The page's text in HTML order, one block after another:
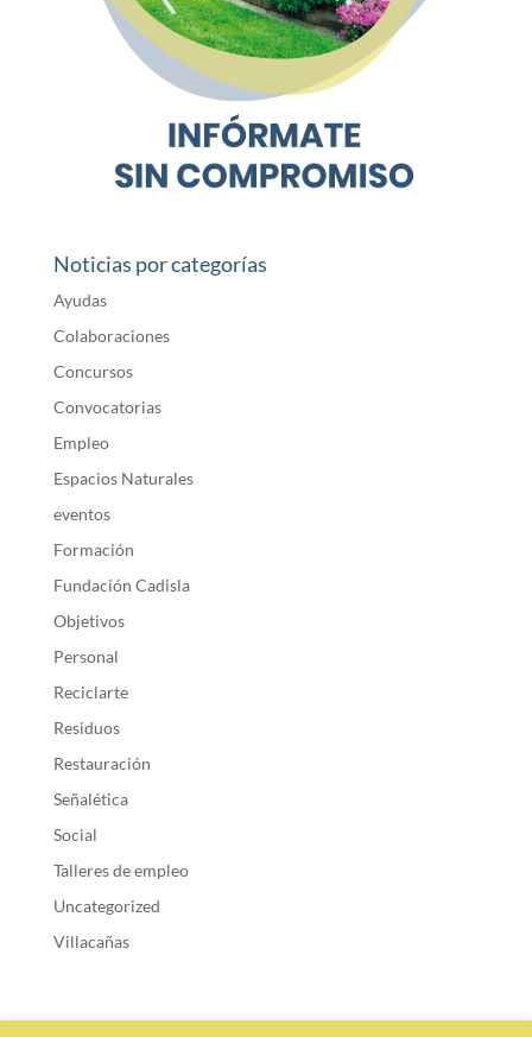
Noticias por categorías
Ayudas
Colaboraciones
Concursos
Convocatorias
Empleo
Espacios Naturales
eventos
Formación
Fundación Cadisla
Objetivos
Personal
Reciclarte
Residuos
Restauración
Señalética
Social
Talleres de empleo
Uncategorized
Villacañas